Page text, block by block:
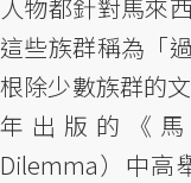
人物都針對馬來
這些族群稱為「
根除少數族群的
年出版的《馬
Dilemma）中高